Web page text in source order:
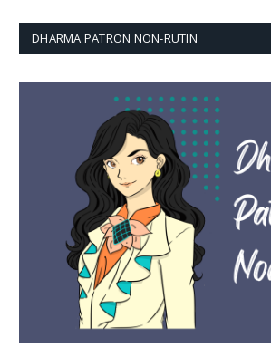
DHARMA PATRON NON-RUTIN